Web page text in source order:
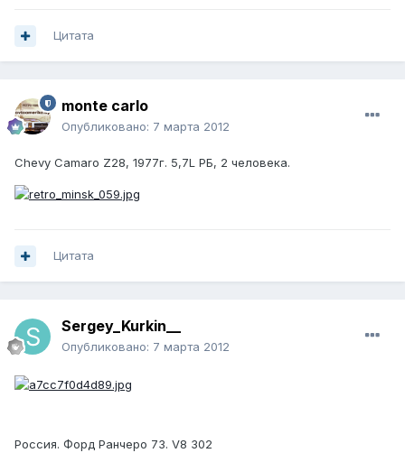
Цитата
monte carlo
Опубликовано: 7 марта 2012
Chevy Camaro Z28, 1977г. 5,7L РБ, 2 человека.
Цитата
Sergey_Kurkin__
Опубликовано: 7 марта 2012
Россия. Форд Ранчеро 73. V8 302